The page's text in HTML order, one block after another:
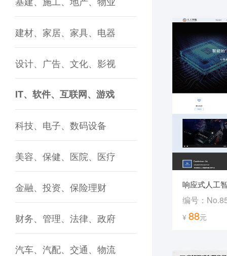
建材、家居、家具、电器
设计、广告、文化、影视
IT、软件、互联网、游戏
科技、电子、数码设备
美容、保健、医院、医疗
金融、投资、保险理财
财务、管理、法律、政府
汽车、汽配、交通、物流
响应式人工
编号：
¥ 88元